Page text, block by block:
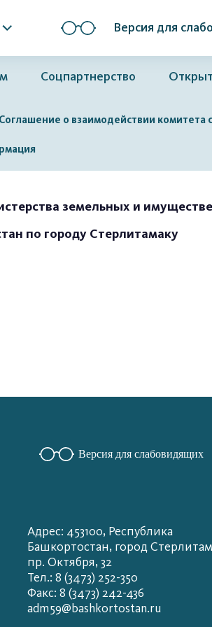
Версия для
Соцпартнерство
Соглашение о взаимодействии комитета
земельных и
по городу Стерлитамаку
Версия для слабовидящих
Адрес: 453100, Республика
Башкортостан, город
пр. Октября, 32
Тел.: 8 (3473) 252-350
Факс: 8 (3473) 242-436
adm59@bashkortostan.ru